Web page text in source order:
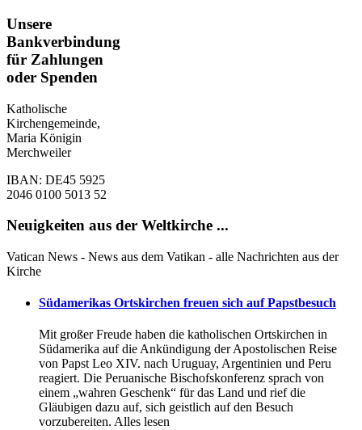
Unsere
Bankverbindung
für Zahlungen
oder Spenden
Katholische
Kirchengemeinde,
Maria Königin
Merchweiler
IBAN: DE45 5925
2046 0100 5013 52
Neuigkeiten aus der Weltkirche ...
Vatican News - News aus dem Vatikan - alle Nachrichten aus der
Kirche
Südamerikas Ortskirchen freuen sich auf Papstbesuch
Mit großer Freude haben die katholischen Ortskirchen in
Südamerika auf die Ankündigung der Apostolischen Reise
von Papst Leo XIV. nach Uruguay, Argentinien und Peru
reagiert. Die Peruanische Bischofskonferenz sprach von
einem „wahren Geschenk“ für das Land und rief die
Gläubigen dazu auf, sich geistlich auf den Besuch
vorzubereiten. Alles lesen